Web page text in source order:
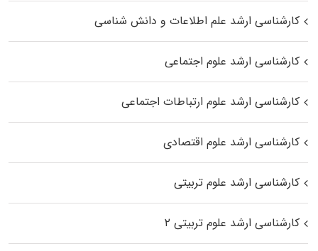
کارشناسی ارشد علم اطلاعات و دانش شناسی
کارشناسی ارشد علوم اجتماعی
کارشناسی ارشد علوم ارتباطات اجتماعی
کارشناسی ارشد علوم اقتصادی
کارشناسی ارشد علوم تربیتی
کارشناسی ارشد علوم تربیتی ۲